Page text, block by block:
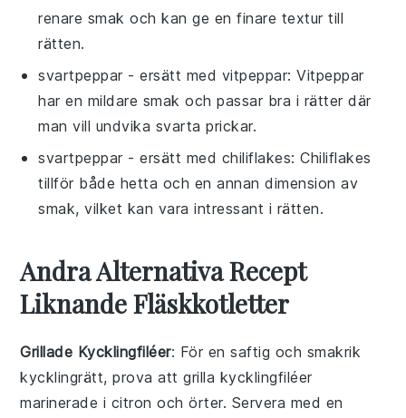
renare smak och kan ge en finare textur till
rätten.
svartpeppar - ersätt med vitpeppar: Vitpeppar
har en mildare smak och passar bra i rätter där
man vill undvika svarta prickar.
svartpeppar - ersätt med chiliflakes: Chiliflakes
tillför både hetta och en annan dimension av
smak, vilket kan vara intressant i rätten.
Andra Alternativa Recept
Liknande Fläskkotletter
Grillade Kycklingfiléer: För en saftig och smakrik
kycklingrätt, prova att grilla kycklingfiléer
marinerade i citron ochörter. Servera med en